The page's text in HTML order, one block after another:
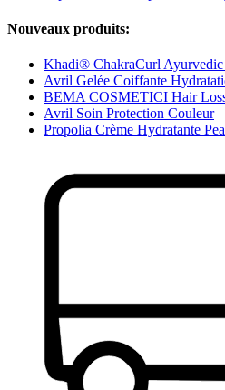
Nouveaux produits:
Khadi® ChakraCurl
Avril Gelée Coiffante
BEMA COSMETICI Hair
Avril Soin Protection Couleur
Propolia Crème Hydratante